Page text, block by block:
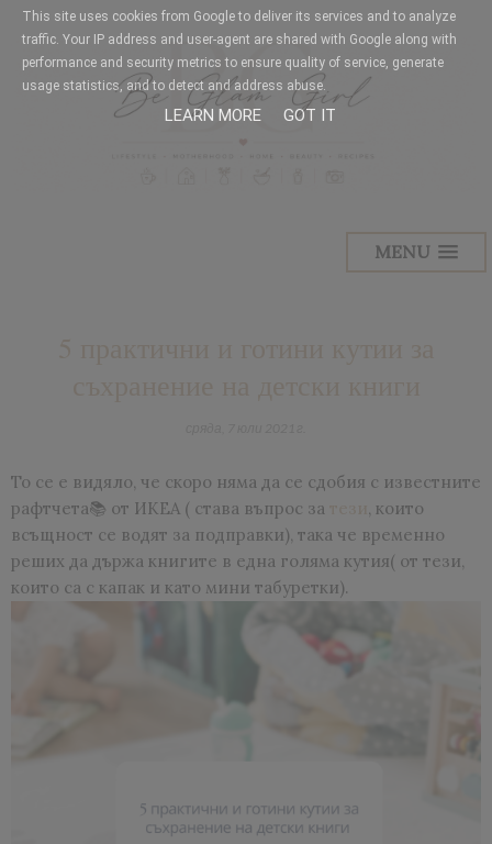
MENU
То се е видяло, че скоро няма да се сдобия с известните
рафтчета📚 от ИКЕА ( става въпрос за
, които
всъщност се водят за подправки), така че временно
реших да държа книгите в една голяма кутия( от тези,
които са с капак и като мини табуретки).
This site uses cookies from Google to deliver its services and to analyze
traffic. Your IP address and user-agent are shared with Google along with
performance and security metrics to ensure quality of service, generate
usage statistics, and to detect and address abuse.
LEARN MORE GOT IT